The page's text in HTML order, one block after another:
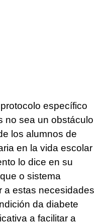
específico
no sea un obstáculo
los alumnos de
en la vida escolar
lo dice en su
o sistema
a estas necesidades
da diabete
a facilitar a